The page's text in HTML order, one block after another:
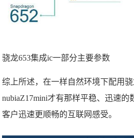
骁龙653集成ic一部分主要参数
综上所述，在一样自然环境下配用
nubiaZ17mini才有那样平稳、迅速
客户迅速更顺畅的互联网感受。